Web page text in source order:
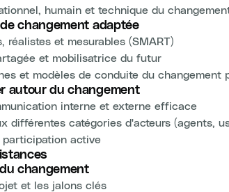
humain et technique du
changement adaptée
réalistes et mesurables (SMART)
et mobilisatrice du futur
et modèles de conduite du changement
autour du changement
interne et externe efficace
différentes catégories d'acteurs (agents,
active
changement
et les jalons clés